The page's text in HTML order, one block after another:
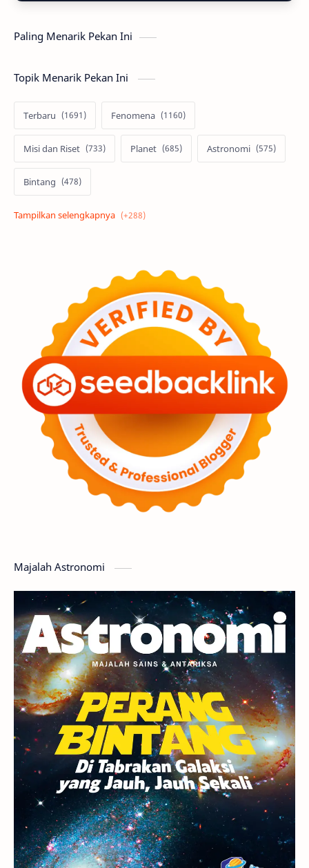
Paling Menarik Pekan Ini
Topik Menarik Pekan Ini
Terbaru Fenomena
Misi dan Riset Planet Astronomi
Bintang
Alam semesta Galaksi
Tata Surya Hype
Asteroid Observasi
Premium Komet Bulan
Penelitian Serba-serbi Satelit
Luar Angkasa Video Aurora
Supernova Nebula Sponsored
Mars Planet Katai
GMT 2016
Planet Kerdil Bumi Pengetahuan
Berita Hujan Meteor Satelit Alami
Rasi Bintang Teleskop Saturnus
GBT 2018 UFO Advertorial
Astrofotografi
Stasiun Luar Angkasa Internasional
Gugus Bintang Menarik Dibaca
Venus Pluto Galaksi Kerdil
Majalah Astronomi